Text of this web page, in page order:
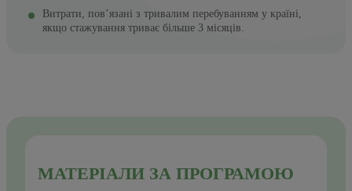
Витрати, пов’язані з тривалим перебуванням у країні,
якщо стажування триває більше 3 місяців.
МАТЕРІАЛИ ЗА ПРОГРАМОЮ